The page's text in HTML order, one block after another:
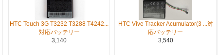
HTC Touch 3G T3232 T3288 T4242...
対応バッテリー
3,140
HTC Vive Tracker Acumulator(3 ...対
応バッテリー
3,540